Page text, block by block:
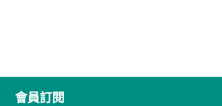
會員訂閱